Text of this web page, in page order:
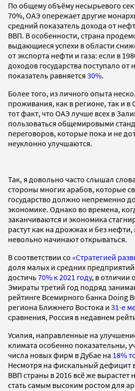
По общему объёму несырьевого
70%, ОАЭ опережает другие
средний показатель дохода от
ВВП. В особенности, страна
выдающиеся успехи в области
от экспорта нефти и газа: если в
доходов государства поступало от
показатель равняется 30%.
Более того, из личного опыта
проживания, как в регионе, так и в
тот факт, что ОАЭ лучше всех в
пользоваться общемировыми
переговоров, которые пока и не
неуклонно улучшаются.
Так, я довольно часто слышал
стороны многих арабов, которые
государство должно непременно
экономике. Однако во времена,
заканчиваются и экономика
растут как на дрожжах и без нефти,
невольно начинают открываться.
В соответствии со «Стратегией
доля малых и средних
достичь70% к 2021 году, в отличии
Эмираты третий год подряд
рейтинге Всемирного банка Doing
региона Ближнего Востока и 31-е
сравнения, Россия в недавнем
Усилия, направленные на
климата особенно показательны,
числа новых фирм в Дубае на 18%
Несмотря на фискальный дефицит
ВВП страны в 2016 всё же вырастет
стать самым высоким ростом для